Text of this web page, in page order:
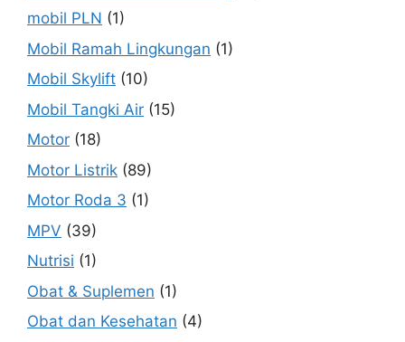
mobil PLN (1)
Mobil Ramah Lingkungan (1)
Mobil Skylift (10)
Mobil Tangki Air (15)
Motor (18)
Motor Listrik (89)
Motor Roda 3 (1)
MPV (39)
Nutrisi (1)
Obat & Suplemen (1)
Obat dan Kesehatan (4)